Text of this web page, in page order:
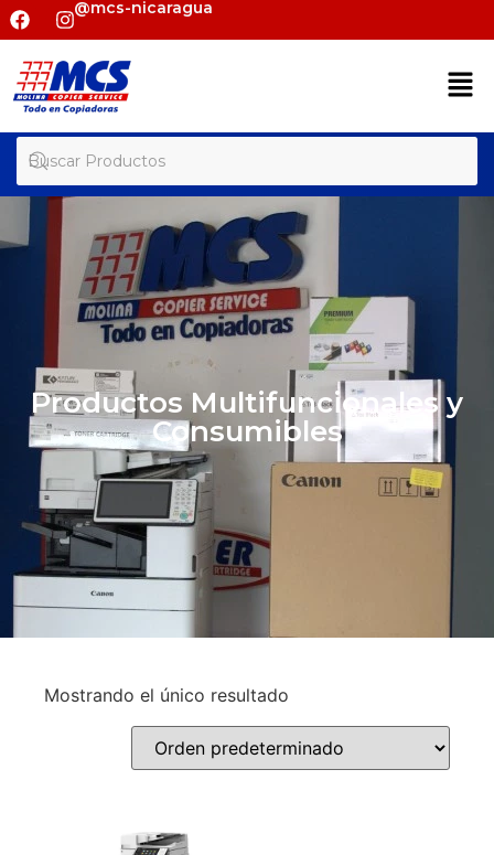
@mcs-nicaragua
Productos Multifuncionales y
Consumibles
Mostrando el único resultado